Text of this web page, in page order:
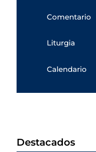
Comentario
Liturgia
Calendario
Destacados